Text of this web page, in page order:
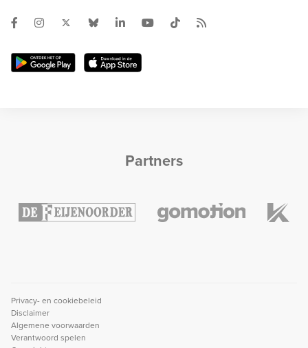
Partners
Privacy- en cookiebeleid
Disclaimer
Algemene voorwaarden
Verantwoord spelen